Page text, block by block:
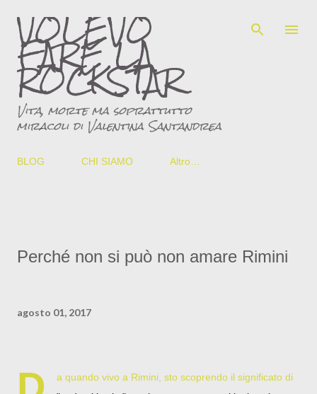
Passa ai contenuti principali
VOLEVO
FARE LA
ROCKSTAR
Vita, morte ma soprattutto
miracoli di Valentina Santandrea
BLOG CHI SIAMO Altro…
Perché non si può non amare Rimini
agosto 01, 2017
a quando vivo a Rimini, sto scoprendo il significato di